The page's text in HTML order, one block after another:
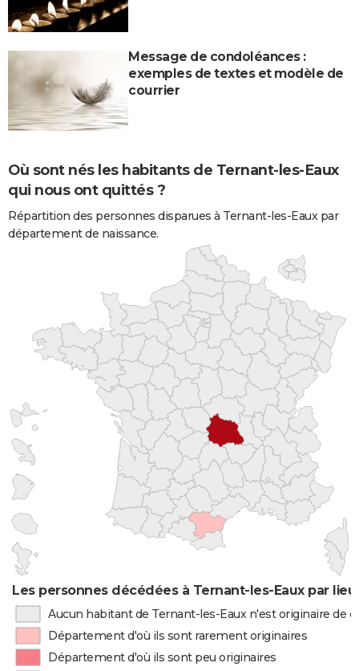
Message de condoléances :
exemples de textes et modèle de
courrier
Où sont nés les habitants de Ternant-les-Eaux
qui nous ont quittés ?
Répartition des personnes disparues à Ternant-les-Eaux par
département de naissance.
Les personnes décédées à Ternant-les-Eaux par
Aucun habitant de Ternant-les-Eaux n'est originaire de
Département d'où ils sont rarement originaires
Département d'où ils sont peu originaires